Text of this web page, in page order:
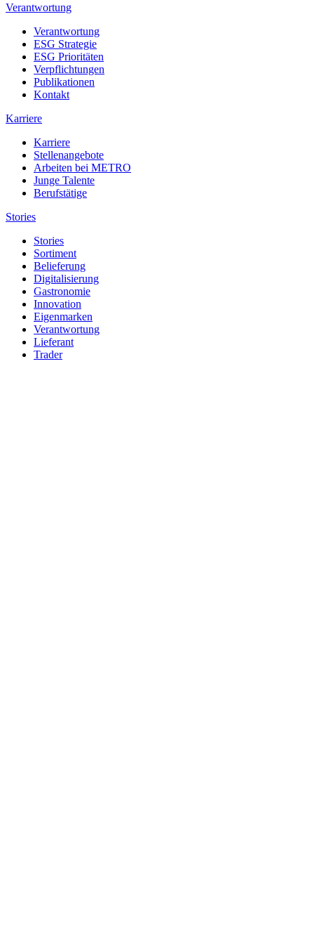
Verantwortung
Verantwortung
ESG Strategie
ESG Prioritäten
Verpflichtungen
Publikationen
Kontakt
Karriere
Karriere
Stellenangebote
Arbeiten bei METRO
Junge Talente
Berufstätige
Stories
Stories
Sortiment
Belieferung
Digitalisierung
Gastronomie
Innovation
Eigenmarken
Verantwortung
Lieferant
Trader